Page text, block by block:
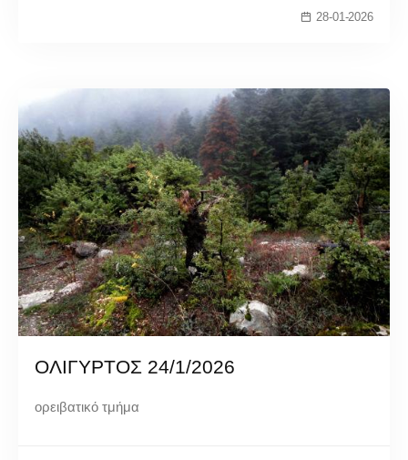
28-01-2026
ΟΛΙΓΥΡΤΟΣ 24/1/2026
ορειβατικό τμήμα